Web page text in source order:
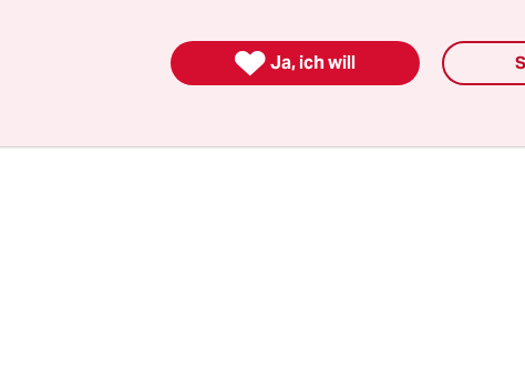
 Ja, ich will